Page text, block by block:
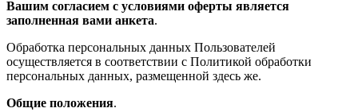
Вашим согласием с условиями оферты является
заполненная вами анкета.
Обработка персональных данных Пользователей
осуществляется в соответствии с Политикой обработки
персональных данных, размещенной здесь же.
Общие положения.